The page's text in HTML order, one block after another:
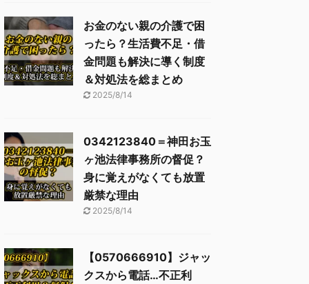
お金のない親の介護で困
ったら？生活費不足・借
金問題も解決に導く制度
＆対処法を総まとめ
2025/8/14
0342123840＝神田お玉
ヶ池法律事務所の督促？
身に覚えがなくても放置
厳禁な理由
2025/8/14
【0570666910】ジャッ
クスから電話…不正利